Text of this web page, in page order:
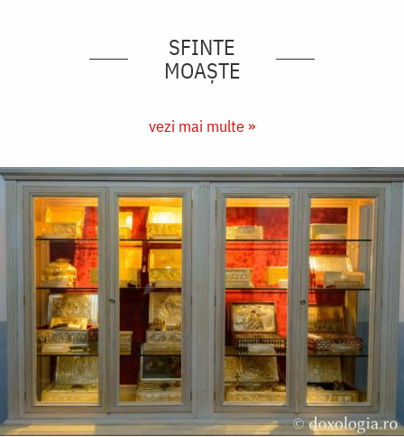
SFINTE
MOAȘTE
vezi mai multe »